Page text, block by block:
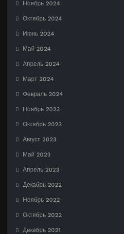
Ноябрь 2024
Октябрь 2024
Июнь 2024
Май 2024
Апрель 2024
Март 2024
Февраль 2024
Ноябрь 2023
Октябрь 2023
Август 2023
Май 2023
Апрель 2023
Декабрь 2022
Ноябрь 2022
Октябрь 2022
Декабрь 2021